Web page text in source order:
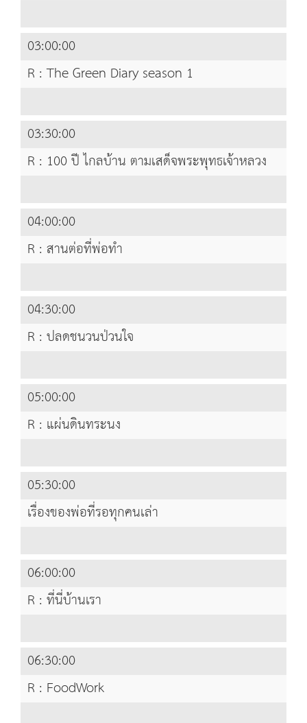
03:00:00
R : The Green Diary season 1
03:30:00
R : 100 ปี ไกลบ้าน ตามเสด็จพระพุทธเจ้าหลวง
04:00:00
R : สานต่อที่พ่อทำ
04:30:00
R : ปลดชนวนป่วนใจ
05:00:00
R : แผ่นดินทระนง
05:30:00
เรื่องของพ่อที่รอทุกคนเล่า
06:00:00
R : ที่นี่บ้านเรา
06:30:00
R : FoodWork